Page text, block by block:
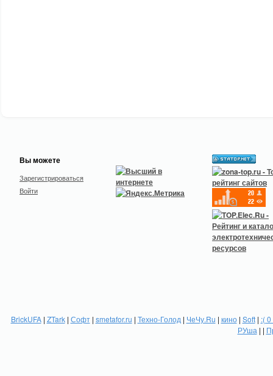
Вы можете
Зарегистрироваться
Войти
BrickUFA| ZTark| Софт| smetafor.ru | Техно-Голод | ЧеЧу.Ru | кино| Soft| :(
РУша | |